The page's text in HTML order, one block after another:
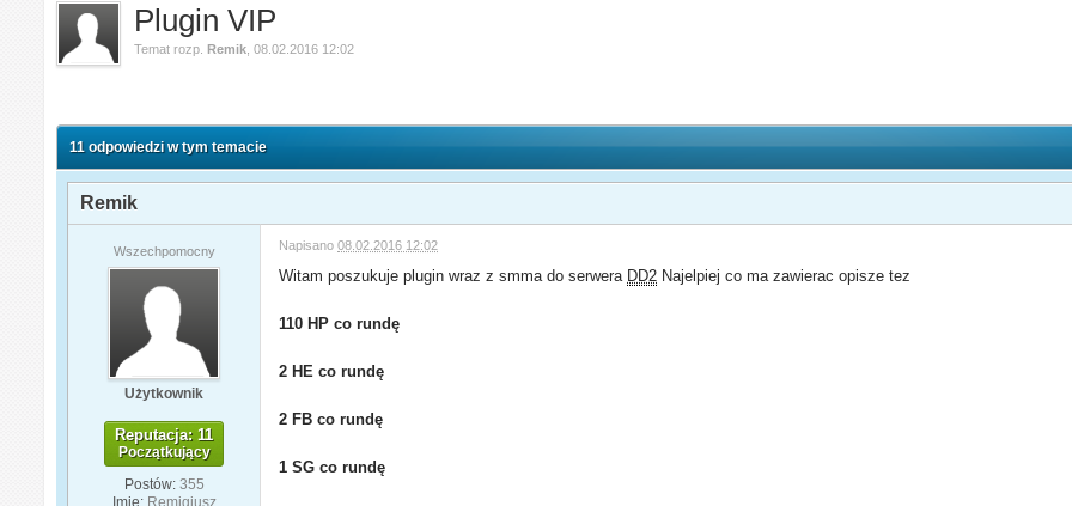
Plugin VIP
Temat rozp.Remik ,08.02.2016 12:02
11 odpowiedzi w tym temacie
Remik
Wszechpomocny
Użytkownik
Reputacja: 11
Początkujący
Postów: 355
Imię: Remigiusz
Napisano08.02.2016 12:02
Witam poszukuje plugin wraz z smma do serwera DD2 Najelpiej co ma zawierac opisze tez
110 HP co rundę
2 HE co rundę
2 FB co rundę
1 SG co rundę